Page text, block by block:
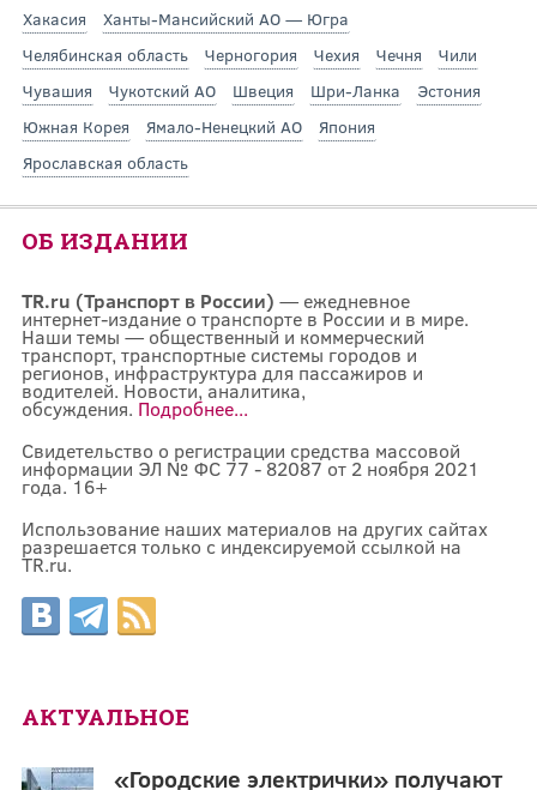
Хакасия
Ханты-Мансийский АО — Югра
Челябинская область
Черногория Чехия Чечня
Чили
Чувашия
Чукотский АО Швеция Шри-Ланка
Эстония
Южная Корея
Ямало-Ненецкий АО
Япония
Ярославская область
ОБ ИЗДАНИИ
TR.ru (Транспорт в России) — ежедневное
интернет-издание о транспорте в России и в мире.
Наши темы — общественный и коммерческий
транспорт, транспортные системы городов и
регионов, инфраструктура для пассажиров и
водителей. Новости, аналитика,
обсуждения. Подробнее...
Свидетельство о регистрации средства массовой
информации ЭЛ № ФС 77 - 82087 от 2 ноября 2021
года. 16+
Использование наших материалов на других сайтах
разрешается только с индексируемой ссылкой на
TR.ru.
АКТУАЛЬНОЕ
«Городские электрички» получают